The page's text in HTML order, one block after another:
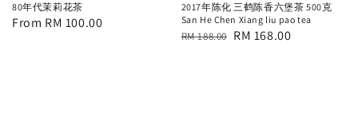
80年代茉莉花茶
Regular
From RM 100.00
2017年陈化 三鹤陈香六堡茶 500克
San He Chen Xiang liu pao tea
Regular
RM 188.00 Sale
RM 168.00